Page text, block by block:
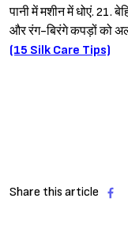
पानी में मशीन में धोएं.
और रंग-बिरंगे कपड़ों को
(15 Silk Care Tips)
Share this article